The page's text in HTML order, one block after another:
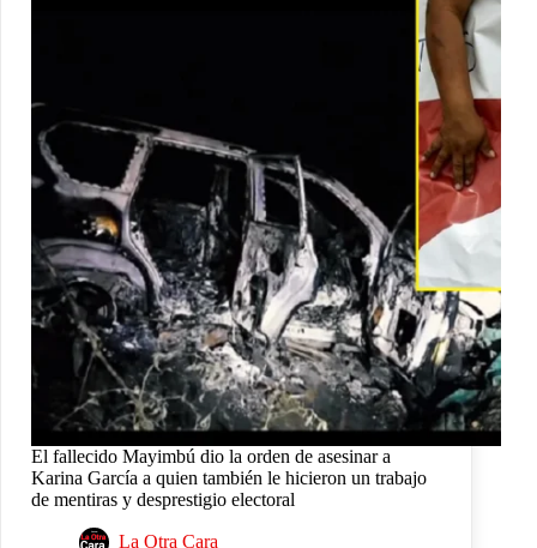
El fallecido Mayimbú dio la orden de asesinar a
Karina García a quien también le hicieron un trabajo
de mentiras y desprestigio electoral
La Otra Cara